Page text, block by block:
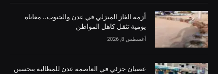
أزمة الغاز المنزلي في عدن والجنوب.. معاناة
يومية تثقل كاهل المواطن
أغسطس 8, 2026
عصيان جزئي في العاصمة عدن للمطالبة بتحسين